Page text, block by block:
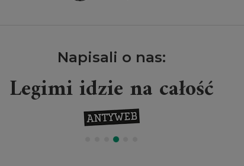
Napisali o nas:
Legimi idzie na całość